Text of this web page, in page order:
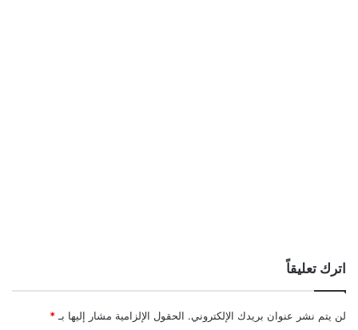
اترك تعليقاً
لن يتم نشر عنوان بريدك الإلكتروني. الحقول الإلزامية مشار إليها بـ *